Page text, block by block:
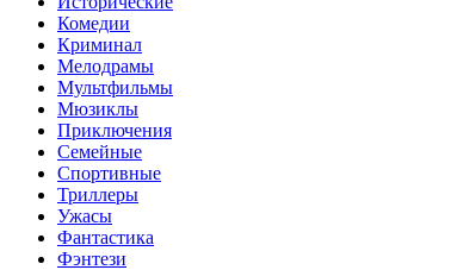
Комедии
Криминал
Мелодрамы
Мультфильмы
Мюзиклы
Приключения
Семейные
Спортивные
Триллеры
Ужасы
Фантастика
Фэнтези